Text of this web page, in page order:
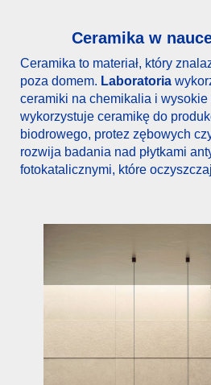
Ceramika w
Ceramika to materiał, który
poza domem. Laboratoria
ceramiki na chemikalia i wysokie
wykorzystuje ceramikę do
biodrowego, protez zębowych
rozwija badania nad płytkami
fotokatalicznymi, które